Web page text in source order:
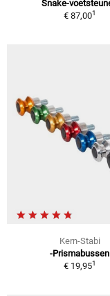
Snake-
€ 87,001
Kern-Stabi
-Prismabussen
€ 19,951